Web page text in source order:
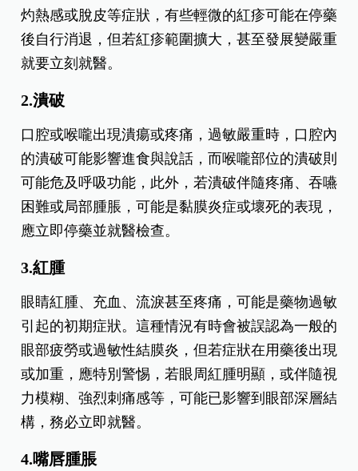
灼熱感或脫皮等症狀，有些輕微的紅疹可能在停藥
後自行消退，但若紅疹範圍擴大，甚至發展變嚴重
就要立刻就醫。
2.潰破
口腔或喉嚨出現潰瘍或疼痛，過敏嚴重時，口腔內
的潰破可能影響進食與說話，而喉嚨部位的潰破則
可能危及呼吸功能，此外，若潰破伴隨疼痛、吞嚥
困難或局部腫脹，可能是黏膜炎症或壞死的表現，
應立即停藥並就醫檢查。
3.紅腫
眼睛紅腫、充血、流淚甚至疼痛，可能是藥物過敏
引起的初期症狀。這種情況有時會被誤認為一般的
眼部疲勞或過敏性結膜炎，但若症狀在用藥後出現
或加重，應特別警惕，若眼周紅腫明顯，或伴隨視
力模糊、強烈刺痛感等，可能已影響到眼部深層結
構，務必立即就醫。
4.嘴唇腫脹